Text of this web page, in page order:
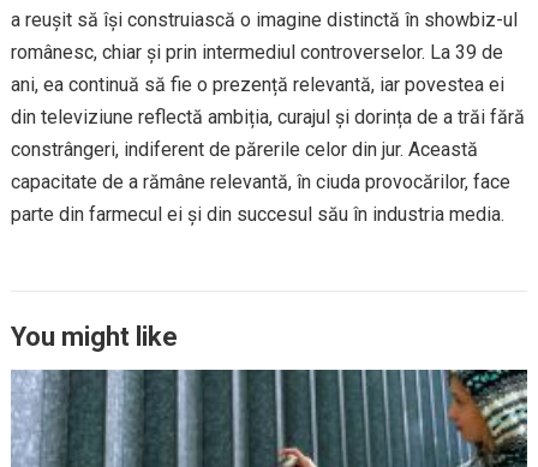
a reușit să își construiască o imagine distinctă în showbiz-ul
românesc, chiar și prin intermediul controverselor. La 39 de
ani, ea continuă să fie o prezență relevantă, iar povestea ei
din televiziune reflectă ambiția, curajul și dorința de a trăi fără
constrângeri, indiferent de părerile celor din jur. Această
capacitate de a rămâne relevantă, în ciuda provocărilor, face
parte din farmecul ei și din succesul său în industria media.
You might like